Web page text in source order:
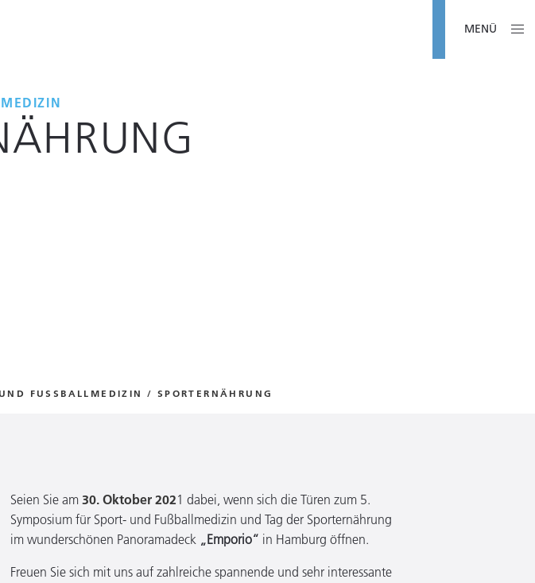
MENÜ
FUSSBALLMEDIZIN / SPORTERNÄHRUNG
Seien Sie am 30. Oktober 2021 dabei, wenn sich die Türen zum 5.
Symposium für Sport- und Fußballmedizin und Tag der Sporternährung
im wunderschönen Panoramadeck „Emporio“ in Hamburg öffnen.
Freuen Sie sich mit uns auf zahlreiche spannende und sehr interessante